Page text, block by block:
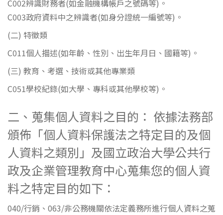
C002辨識財務者(如金融機構帳戶之號碼等)。
C003政府資料中之辨識者(如身分證統一編號等)。
(二) 特徵類
C011個人描述(如年齡、性別、出生年月日、國籍等)。
(三) 教育、考選、技術或其他專業類
C051學校紀錄(如大學、專科或其他學校等)。
二、蒐集個人資料之目的： 依據法務部
頒佈「個人資料保護法之特定目的及個
人資料之類別」及國立政治大學公共行
政及企業管理教育中心蒐集您的個人資
料之特定目的如下：
040/行銷、063/非公務機關依法定義務所進行個人資料之蒐